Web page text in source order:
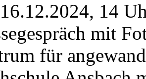
14
mit
für